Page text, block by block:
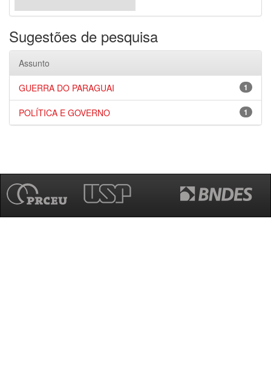
Sugestões de pesquisa
Assunto
1
GUERRA DO PARAGUAI
1
POLÍTICA E GOVERNO